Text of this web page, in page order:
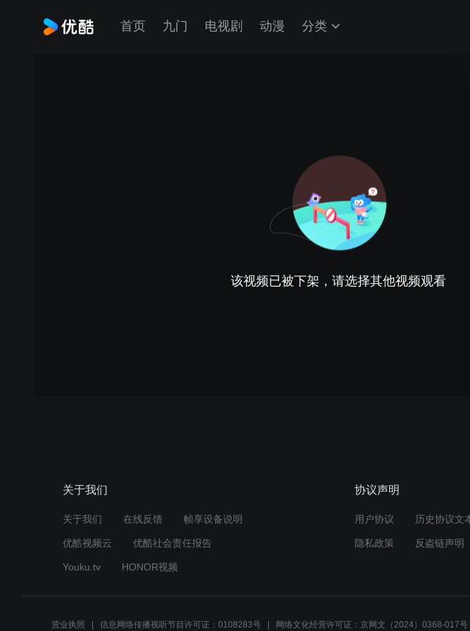
首页 九门 电视剧 动漫 分类
该视频已被下架，请选择其他视频观看
关于我们
关于我们 在线反馈 帧享设备说明
优酷视频云 优酷社会责任报告
Youku.tv HONOR视频
协议声明
用户协议 历史协议文
隐私政策 反盗链声明
营业执照 信息网络传播视听节目许可证：0108283号 网络文化经营许可证：京网文（2024）0368-017号